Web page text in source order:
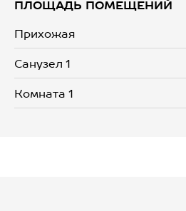
ПЛОЩАДЬ ПОМЕЩЕНИЙ
Прихожая
Санузел 1
Комната 1